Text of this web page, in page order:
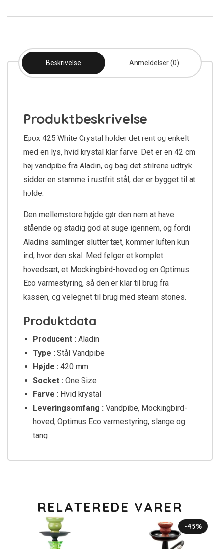
Beskrivelse Anmeldelser (0)
Produktbeskrivelse
Epox 425 White Crystal holder det rent og enkelt
med en lys, hvid krystal klar farve. Det er en 42 cm
høj vandpibe fra Aladin, og bag det stilrene udtryk
sidder en stamme i rustfrit stål, der er bygget til at
holde.
Den mellemstore højde gør den nem at have
stående og stadig god at suge igennem, og fordi
Aladins samlinger slutter tæt, kommer luften kun
ind, hvor den skal. Med følger et komplet
hovedsæt, et Mockingbird-hoved og en Optimus
Eco varmestyring, så den er klar til brug fra
kassen, og velegnet til brug med steam stones.
Produktdata
Producent : Aladin
Type : Stål Vandpibe
Højde : 420 mm
Socket : One Size
Farve : Hvid krystal
Leveringsomfang : Vandpibe, Mockingbird-
hoved, Optimus Eco varmestyring, slange og
tang
RELATEREDE VARER
-45%